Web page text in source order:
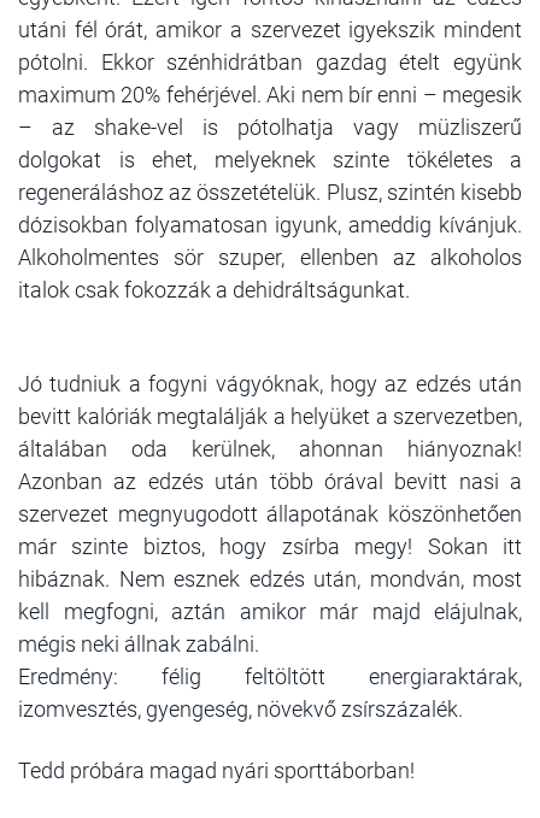
utáni fél órát, amikor a szervezet igyekszik mindent
pótolni. Ekkor szénhidrátban gazdag ételt együnk
maximum 20% fehérjével. Aki nem bír enni – megesik
– az shake-vel is pótolhatja vagy müzliszerű
dolgokat is ehet, melyeknek szinte tökéletes a
regeneráláshoz az összetételük. Plusz, szintén kisebb
dózisokban folyamatosan igyunk, ameddig kívánjuk.
Alkoholmentes sör szuper, ellenben az alkoholos
italok csak fokozzák a dehidráltságunkat.
Jó tudniuk a fogyni vágyóknak, hogy az edzés után
bevitt kalóriák megtalálják a helyüket a szervezetben,
általában oda kerülnek, ahonnan hiányoznak!
Azonban az edzés után több órával bevitt nasi a
szervezet megnyugodott állapotának köszönhetően
már szinte biztos, hogy zsírba megy! Sokan itt
hibáznak. Nem esznek edzés után, mondván, most
kell megfogni, aztán amikor már majd elájulnak,
mégis neki állnak zabálni.
Eredmény: félig feltöltött energiaraktárak,
izomvesztés, gyengeség, növekvő zsírszázalék.
Tedd próbára magad nyári sporttáborban!